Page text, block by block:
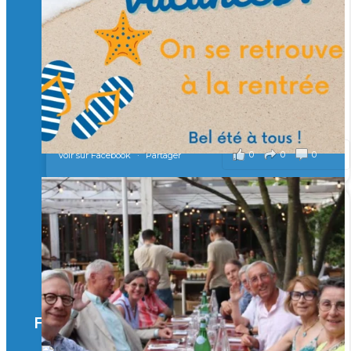
Merci à tous !
🎯 Taxe d’apprentissage 2026 : avec l'Isep, investissez pour
un numérique au service de l'humain !
À l’Isep, nous formons des ingénieurs, des bachelors, des
Mastères Spécialisés, qui allient excellence technologique et
valeurs humaines, au cœur de notre pro
...Voir plus
il y a 2 mois
0 0 0
Voir sur Facebook · Partager
🚀Afterwork à Genève 🚀
🥳 Le 22 avril dernier, 14 Alumni vivant / travaillant
en Suisse ont partagé un moment convivial de
retrouvailles et d'échanges !
Merci à tous pour votre présence et à Alexandre
CHEA pour l'organisation !
il y a 3 mois
Facebook